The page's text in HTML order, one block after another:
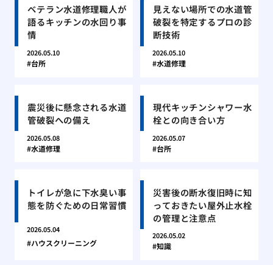
ベテラン水道修理職人が
語るキッチンの水回り事
情
2026.05.10
台所
見えない場所での水道管
破裂を特定するプロの診
断技術
2026.05.10
水道修理
震災後に懸念される水道
管破裂への備え
2026.05.08
水道修理
現代キッチンシャワー水
栓との向き合い方
2026.05.07
台所
トイレが急に下水臭い事
態を防ぐための日常習慣
2026.05.04
ハウスクリーニング
災害後の断水復旧時に知
っておきたい屋外止水栓
の管理と注意点
2026.05.02
知識